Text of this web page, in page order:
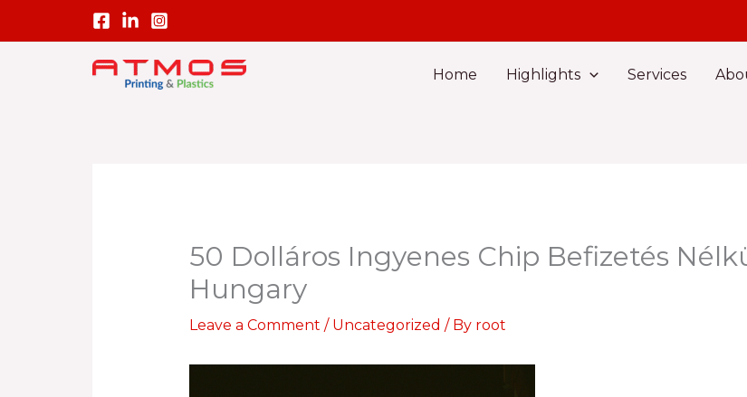
to
Home Highlights Services
50 Dolláros Ingyenes Chip Befizetés
Hungary
Leave a Comment / Uncategorized / By root